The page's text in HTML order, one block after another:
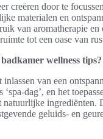
creëren door te
materialen en
van aromatherapie en
tot een oase van
wellness tips?
van een
dag’, en het
natuurlijke ingrediënten.
geluids- en